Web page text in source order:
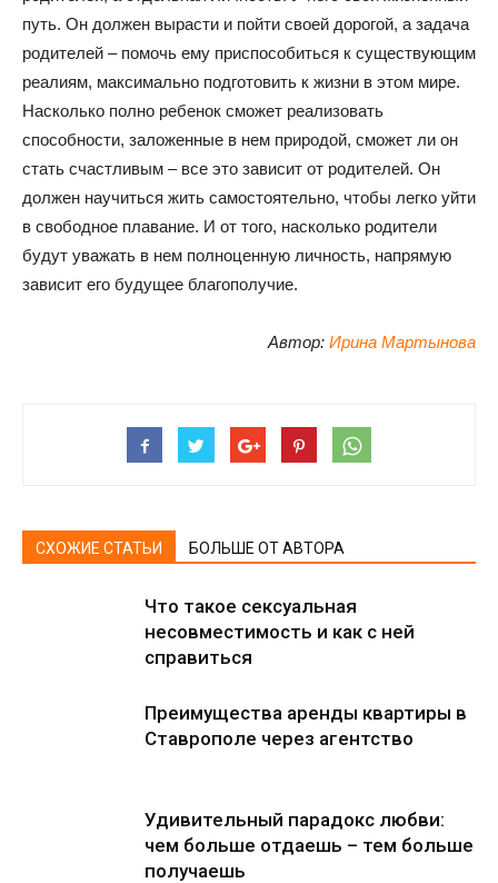
путь. Он должен вырасти и пойти своей дорогой, а задача
родителей – помочь ему приспособиться к существующим
реалиям, максимально подготовить к жизни в этом мире.
Насколько полно ребенок сможет реализовать
способности, заложенные в нем природой, сможет ли он
стать счастливым – все это зависит от родителей. Он
должен научиться жить самостоятельно, чтобы легко уйти
в свободное плавание. И от того, насколько родители
будут уважать в нем полноценную личность, напрямую
зависит его будущее благополучие.
Автор: Ирина Мартынова
СХОЖИЕ СТАТЬИ БОЛЬШЕ ОТ АВТОРА
Что такое сексуальная
несовместимость и как с ней
справиться
Преимущества аренды квартиры в
Ставрополе через агентство
Удивительный парадокс любви:
чем больше отдаешь – тем больше
получаешь